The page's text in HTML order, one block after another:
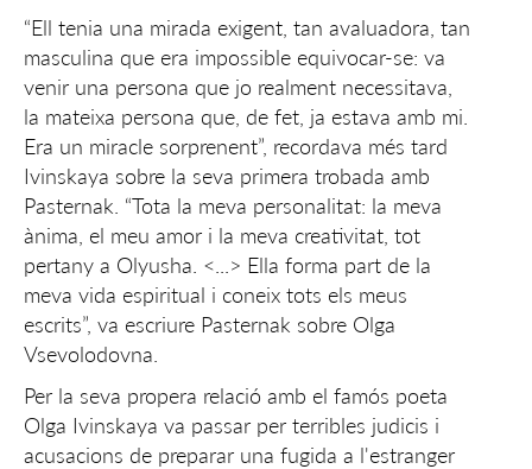
“Ell tenia una mirada exigent, tan avaluadora, tan
masculina que era impossible equivocar-se: va
venir una persona que jo realment necessitava,
la mateixa persona que, de fet, ja estava amb mi.
Era un miracle sorprenent”, recordava més tard
Ivinskaya sobre la seva primera trobada amb
Pasternak. “Tota la meva personalitat: la meva
ànima, el meu amor i la meva creativitat, tot
pertany a Olyusha. <...> Ella forma part de la
meva vida espiritual i coneix tots els meus
escrits”, va escriure Pasternak sobre Olga
Vsevolodovna.
Per la seva propera relació amb el famós poeta
Olga Ivinskaya va passar per terribles judicis i
acusacions de preparar una fugida a l'estranger